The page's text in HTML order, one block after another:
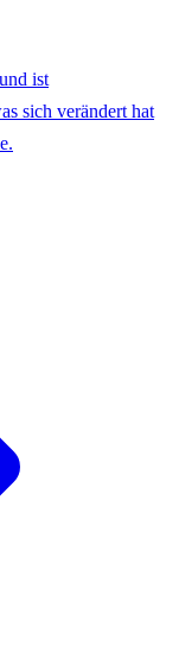
ist
sich verändert hat